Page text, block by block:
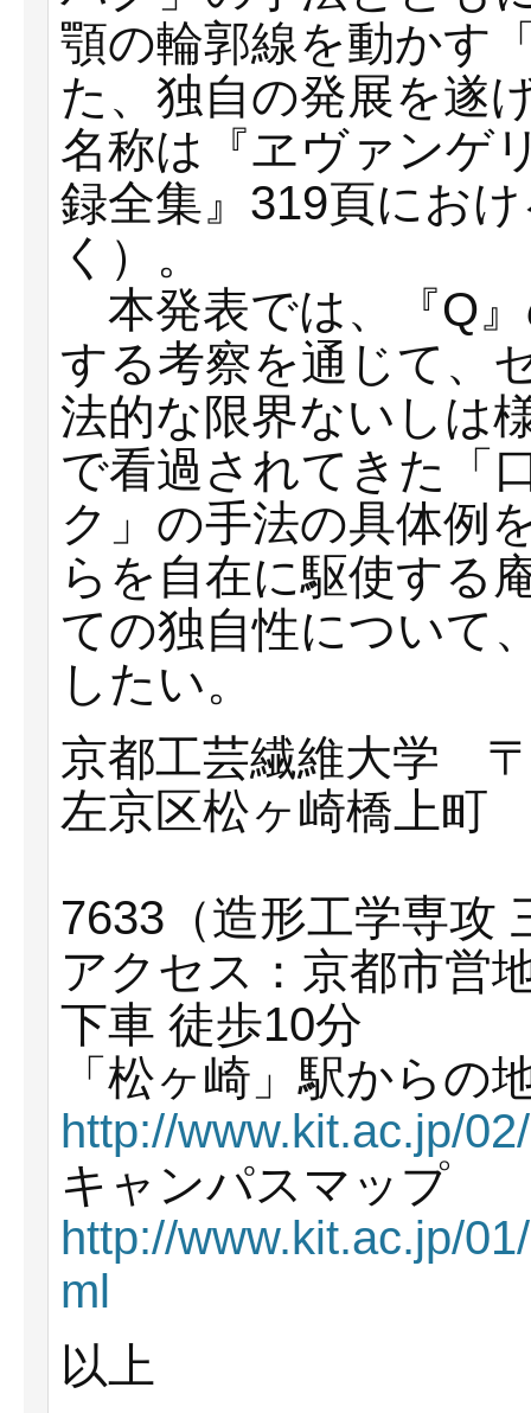
顎の輪郭線を動かす
た、独自の発展を遂
名称は『ヱヴァンゲ
録全集』319頁にお
く）。
本発表では、『Q
する考察を通じて、
法的な限界ないしは
で看過されてきた「
ク」の手法の具体例
らを自在に駆使する
ての独自性について
したい。
京都工芸繊維大学
左京区松ヶ崎橋上町
7633（造形工学専
アクセス：京都市営
下車 徒歩10分
「松ヶ崎」駅からの
http://www.kit.ac.jp/
キャンパスマップ
http://www.kit.ac.jp/
ml
以上